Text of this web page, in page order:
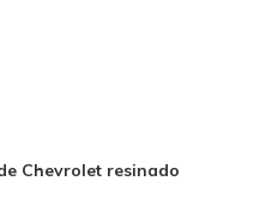
Chevrolet resinado